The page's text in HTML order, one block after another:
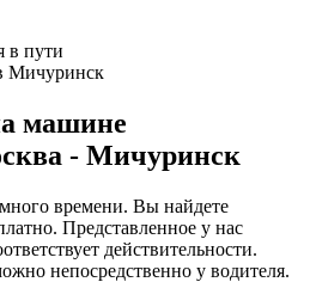
в пути
Мичуринск
машине
- Мичуринск
времени. Вы найдете
Представленное у нас
действительности.
непосредственно у водителя.